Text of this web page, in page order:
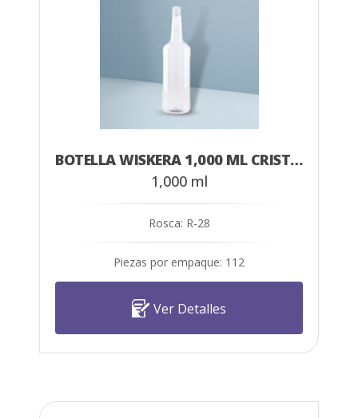
BOTELLA WISKERA 1,000 ML CRISTAL
1,000 ml
Rosca: R-28
Piezas por empaque: 112
Ver Detalles